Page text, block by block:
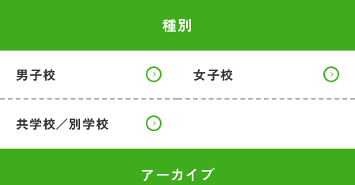
種別
男子校 女子校
共学校／別学校
アーカイブ